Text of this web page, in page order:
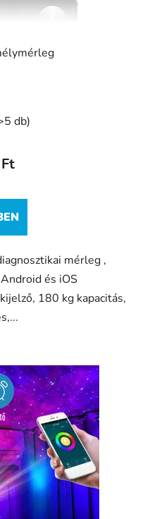
db)
mérleg ,
és iOS
180 kg kapacitás,